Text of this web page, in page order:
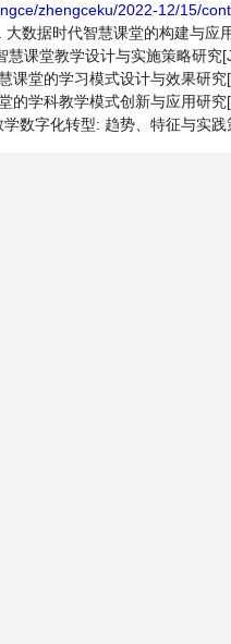
zhengceku/2022-12/15/
数据时代智慧课堂的构建与应
慧课堂教学设计与实施策略研
课堂的学习模式设计与效果研
的学科教学模式创新与应用研
数字化转型: 趋势、特征与实